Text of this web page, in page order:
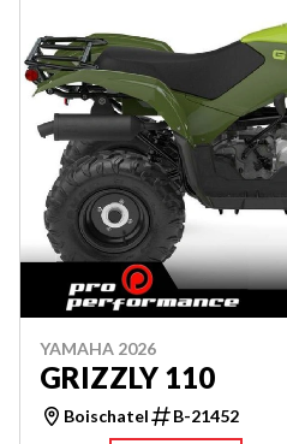
YAMAHA 2026
GRIZZLY 110
Boischatel
B-21452